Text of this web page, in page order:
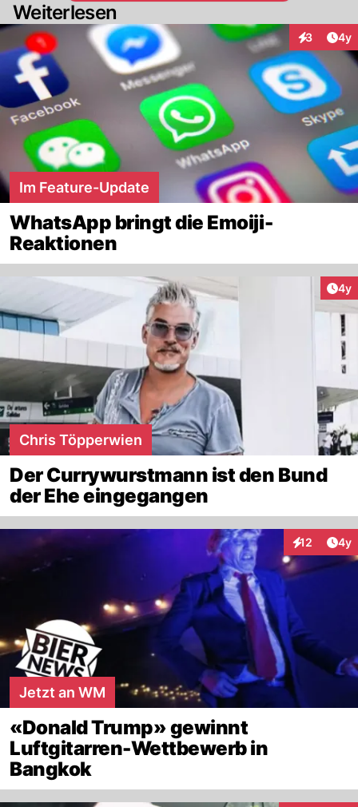
Weiterlesen
3 4y
Im Feature-Update
WhatsApp bringt die Emoiji-
Reaktionen
4y
Chris Töpperwien
Der Currywurstmann ist den Bund
der Ehe eingegangen
12 4y
Jetzt an WM
«Donald Trump» gewinnt
Luftgitarren-Wettbewerb in
Bangkok